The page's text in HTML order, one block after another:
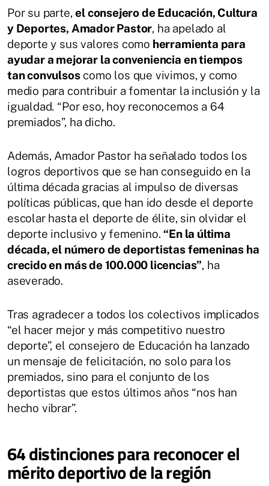
Por su parte,el consejero de Educación, Cultura
y Deportes, Amador Pastor, ha apelado al
deporte y sus valores como herramienta para
ayudar a mejorar la conveniencia en tiempos
tan convulsoscomo los que vivimos, y como
medio para contribuir a fomentar la inclusión y la
igualdad. “Por eso, hoy reconocemos a 64
premiados”, ha dicho.
Además, Amador Pastor ha señalado todos los
logros deportivos que se han conseguido en la
última década gracias al impulso de diversas
políticas públicas, que han ido desde el deporte
escolar hasta el deporte de élite, sin olvidar el
deporte inclusivo y femenino.“En la última
década, el número de deportistas femeninas ha
crecido en más de 100.000 licencias”, ha
aseverado.
Tras agradecer a todos los colectivos implicados
“el hacer mejor y más competitivo nuestro
deporte”, el consejero de Educación ha lanzado
un mensaje de felicitación, no solo para los
premiados, sino para el conjunto de los
deportistas que estos últimos años “nos han
hecho vibrar”.
64 distinciones para reconocer el
mérito deportivo de la región